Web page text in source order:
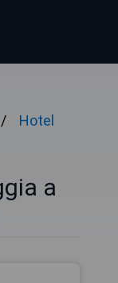
Hotel
a